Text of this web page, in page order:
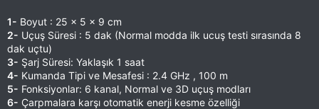
1- Boyut : 25 x 5 x 9 cm
2- Uçuş Süresi : 5 dak (Normal modda ilk ucuş testi sırasında 8
dak uçtu)
3- Şarj Süresi: Yaklaşık 1 saat
4- Kumanda Tipi ve Mesafesi : 2.4 GHz , 100 m
5- Fonksiyonlar: 6 kanal, Normal ve 3D uçuş modları
6- Çarpmalara karşı otomatik enerji kesme özelliği